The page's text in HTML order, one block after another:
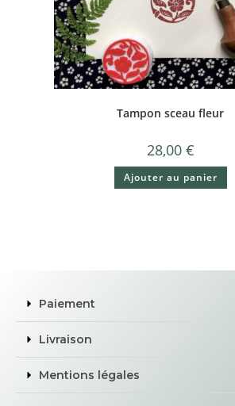
Tampon sceau fleur
28,00 €
Ajouter au panier
Paiement
Livraison
Mentions légales